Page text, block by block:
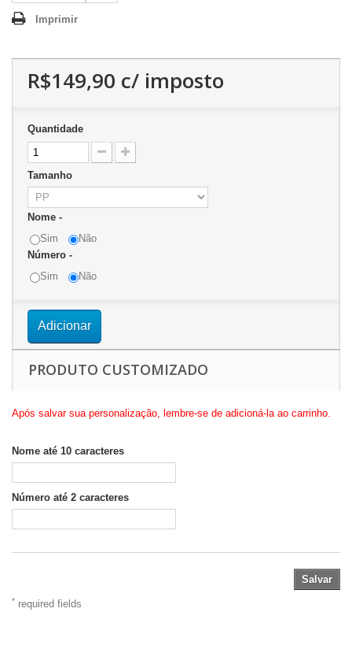
Imprimir
R$149,90 c/ imposto
Quantidade
Tamanho
Nome -
Sim
Não
Número -
Sim
Não
Adicionar
PRODUTO CUSTOMIZADO
Após salvar sua personalização, lembre-se de adicioná-la ao carrinho.
Nome até 10 caracteres
Número até 2 caracteres
Salvar
* required fields